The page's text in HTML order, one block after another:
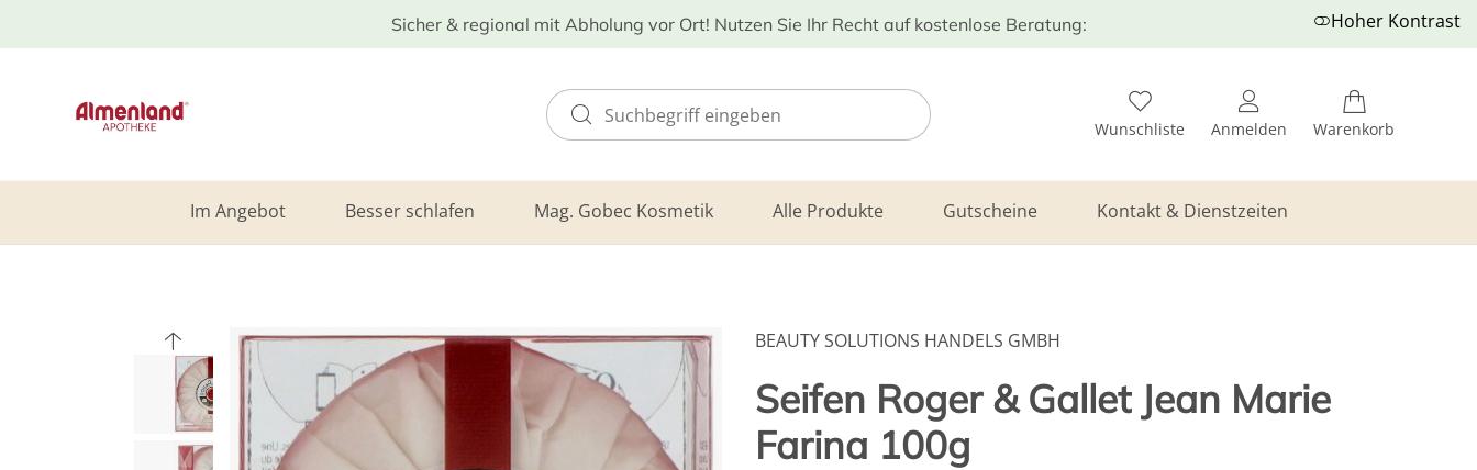
Sicher & regional mit Abholung vor Ort! Nutzen Sie Ihr Recht auf kostenlose Beratung: Hoher Kontrast
Wunschliste Anmelden Warenkorb
Im Angebot Besser schlafen Mag. Gobec Kosmetik Alle Produkte Gutscheine Kontakt & Dienstzeiten
BEAUTY SOLUTIONS HANDELS GMBH
Seifen Roger & Gallet Jean Marie
Farina 100g